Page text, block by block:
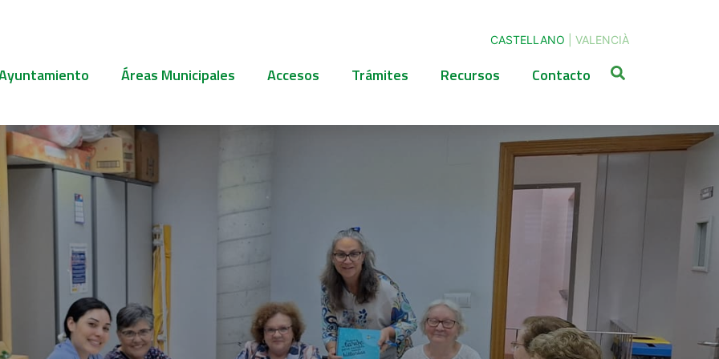
CASTELLANO VALENCIÀ
Áreas Municipales Accesos Trámites Recursos Contacto